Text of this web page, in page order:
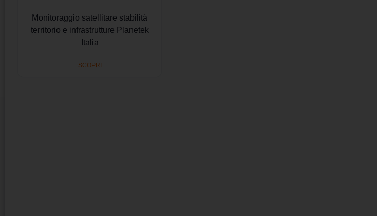
Monitoraggio satellitare stabilità
territorio e infrastrutture Planetek
Italia
SCOPRI